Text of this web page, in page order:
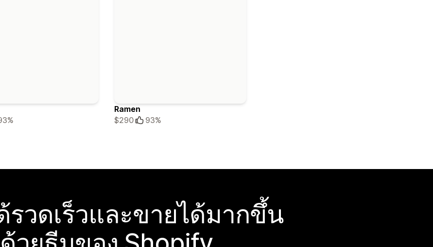
Ramen
$290
93%
รวดเร็วและขายได้มากขึ้น